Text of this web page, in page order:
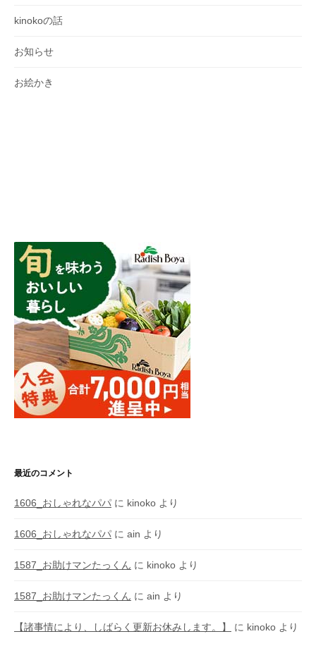
kinokoの話
お知らせ
お絵かき
最近のコメント
1606_おしゃれなパパ に kinoko より
1606_おしゃれなパパ に ain より
1587_お助けマンたっくん に kinoko より
1587_お助けマンたっくん に ain より
【諸事情により、しばらく更新お休みします。】 に kinoko より